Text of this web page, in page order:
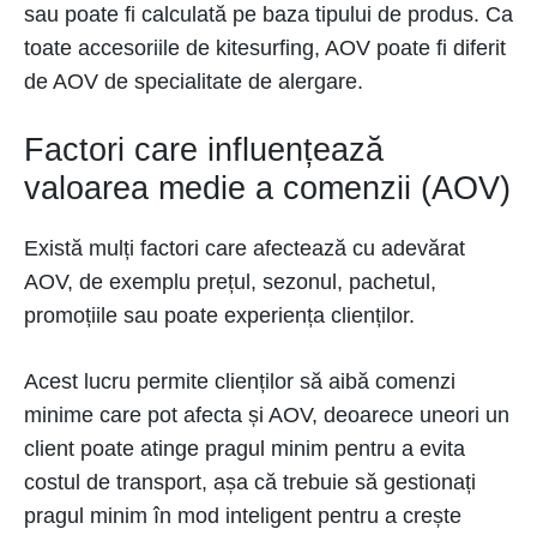
sau poate fi calculată pe baza tipului de produs. Ca
toate accesoriile de kitesurfing, AOV poate fi diferit
de AOV de specialitate de alergare.
Factori care influențează
valoarea medie a comenzii (AOV)
Există mulți factori care afectează cu adevărat
AOV, de exemplu prețul, sezonul, pachetul,
promoțiile sau poate experiența clienților.
Acest lucru permite clienților să aibă comenzi
minime care pot afecta și AOV, deoarece uneori un
client poate atinge pragul minim pentru a evita
costul de transport, așa că trebuie să gestionați
pragul minim în mod inteligent pentru a crește